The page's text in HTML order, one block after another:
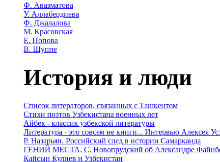
Ф. Авазматова
У. Аллабердиева
Ф. Джалалова
М. Красовская
Е. Попова
В. Шуппе
История и люди
Список литераторов, связанных с Ташкентом
Стихи поэтов Узбекистана военных лет
Айбек - классик узбекской литературы
Литература - это совсем не книги... Интервью Алексея
Р. Назарьян. Российский след в истории Самарканда
ГЕНИЙ МЕСТА. C. Новопрудский об Александре
Кайсын Кулиев и Узбекистан